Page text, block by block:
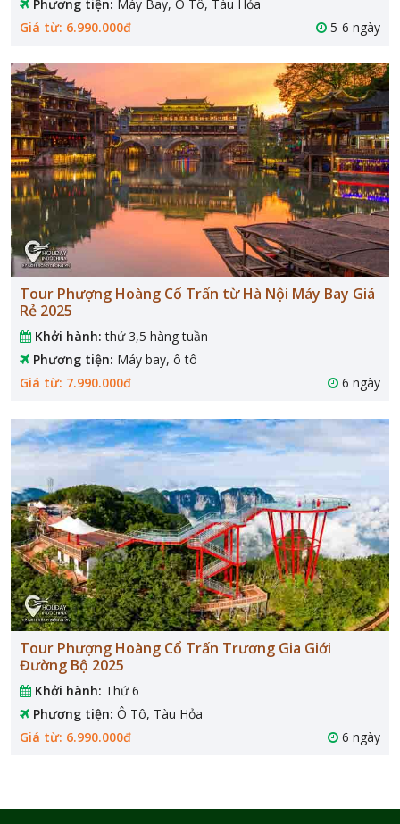
Phương tiện: Máy Bay, Ô Tô, Tàu Hỏa
Giá từ: 6.990.000đ
5-6 ngày
Tour Phượng Hoàng Cổ Trấn từ Hà Nội Máy Bay Giá
Rẻ 2025
Khởi hành:thứ 3,5 hàng tuần
Phương tiện: Máy bay, ô tô
Giá từ: 7.990.000đ
6 ngày
Tour Phượng Hoàng Cổ Trấn Trương Gia Giới
Đường Bộ 2025
Khởi hành: Thứ 6
Phương tiện: Ô Tô, Tàu Hỏa
Giá từ: 6.990.000đ
6 ngày